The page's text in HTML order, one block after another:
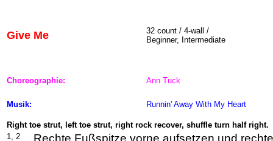
Give Me 32 count / 4-wall /
Beginner, Intermediate
Choreographie: Ann Tuck
Musik: Runnin' Away With My Heart
Right toe strut, left toe strut, right rock recover, shuffle turn half right.
1, 2
Rechte Fußspitze vorne aufsetzen und